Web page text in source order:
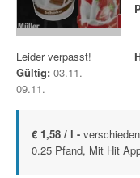
Leider verpasst!
Gültig: 03.11. -
09.11.
€ 1,58 / l -
0.25 Pfand, Mit Hit